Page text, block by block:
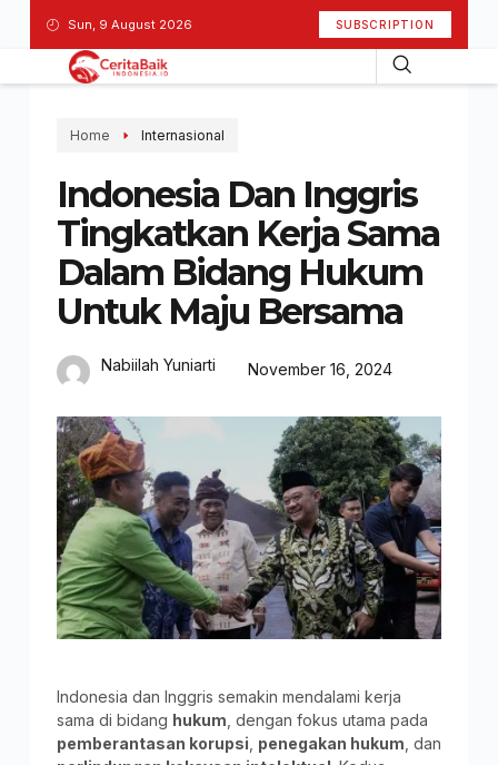
Sun, 9 August 2026 SUBSCRIPTION
Home Internasional
Indonesia Dan Inggris
Tingkatkan Kerja Sama
Dalam Bidang Hukum
Untuk Maju Bersama
Nabiilah Yuniarti November 16, 2024
Indonesia dan Inggris semakin mendalami kerja
sama di bidang hukum , dengan fokus utama pada
pemberantasan korupsi penegakan hukum , dan